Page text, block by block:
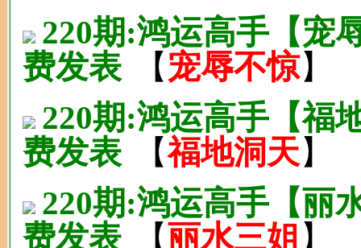
220期:鸿运高手【
费发表
【 宠辱不惊】
220期:鸿运高手【
费发表
【福地洞天】
220期:鸿运高手【
费发表
【丽水三姐 】